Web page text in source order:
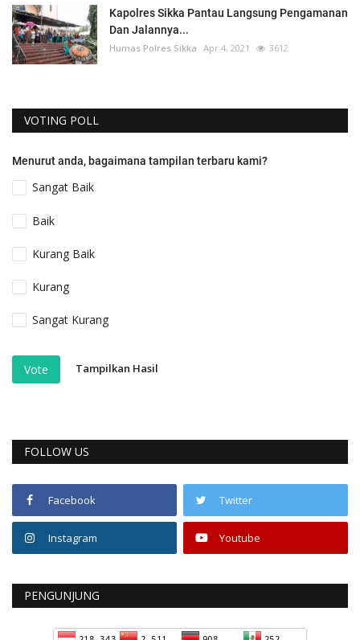
Kapolres Sikka Pantau Langsung Pengamanan
Dan Jalannya...
Humas Polres Sikka Apr 4, 2021 3612
VOTING POLL
Menurut anda, bagaimana tampilan terbaru kami?
Sangat Baik
Baik
Kurang Baik
Kurang
Sangat Kurang
Vote Tampilkan Hasil
FOLLOW US
Facebook Twitter
Instagram Youtube
PENGUNJUNG